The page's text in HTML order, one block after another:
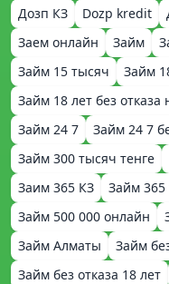
Дозп КЗ
Dozp kredit
Заем онлайн
Займ
Займ 15 тысяч
Займ
Займ 18 лет без отказа
Займ 24 7
Займ 24 7
Займ 300 тысяч тенге
Заим 365 КЗ
Займ
Займ 500 000 онлайн
Займ Алматы
Займ
Займ без отказа 18 лет